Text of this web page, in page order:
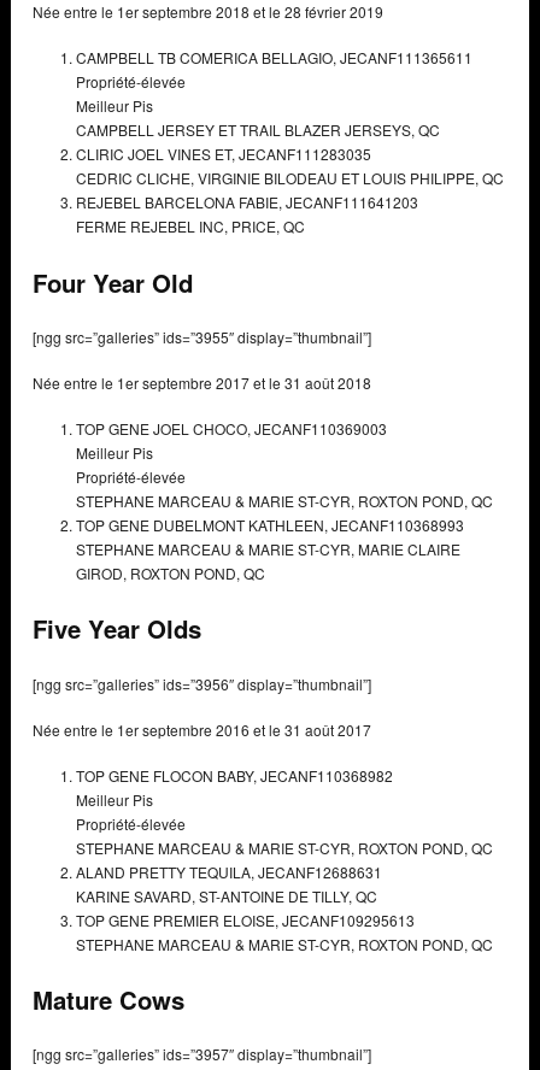
Née entre le 1er septembre 2018 et le 28 février 2019
CAMPBELL TB COMERICA BELLAGIO, JECANF111365611
Propriété-élevée
Meilleur Pis
CAMPBELL JERSEY ET TRAIL BLAZER JERSEYS, QC
CLIRIC JOEL VINES ET, JECANF111283035
CEDRIC CLICHE, VIRGINIE BILODEAU ET LOUIS PHILIPPE, QC
REJEBEL BARCELONA FABIE, JECANF111641203
FERME REJEBEL INC, PRICE, QC
Four Year Old
[ngg src=”galleries” ids=”3955″ display=”thumbnail”]
Née entre le 1er septembre 2017 et le 31 août 2018
TOP GENE JOEL CHOCO, JECANF110369003
Meilleur Pis
Propriété-élevée
STEPHANE MARCEAU & MARIE ST-CYR, ROXTON POND, QC
TOP GENE DUBELMONT KATHLEEN, JECANF110368993
STEPHANE MARCEAU & MARIE ST-CYR, MARIE CLAIRE
GIROD, ROXTON POND, QC
Five Year Olds
[ngg src=”galleries” ids=”3956″ display=”thumbnail”]
Née entre le 1er septembre 2016 et le 31 août 2017
TOP GENE FLOCON BABY, JECANF110368982
Meilleur Pis
Propriété-élevée
STEPHANE MARCEAU & MARIE ST-CYR, ROXTON POND, QC
ALAND PRETTY TEQUILA, JECANF12688631
KARINE SAVARD, ST-ANTOINE DE TILLY, QC
TOP GENE PREMIER ELOISE, JECANF109295613
STEPHANE MARCEAU & MARIE ST-CYR, ROXTON POND, QC
Mature Cows
[ngg src=”galleries” ids=”3957″ display=”thumbnail”]